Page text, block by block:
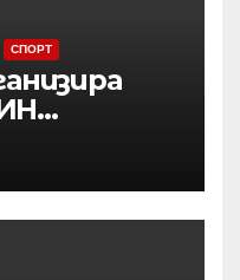
СПОРТ
и